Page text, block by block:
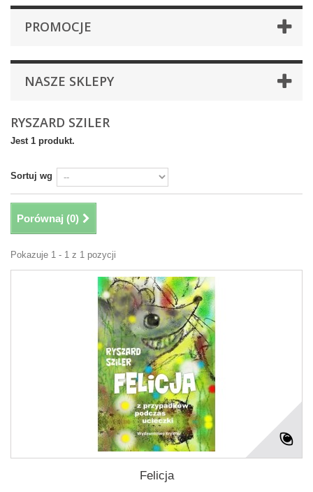
PROMOCJE
NASZE SKLEPY
RYSZARD SZILER
Jest 1 produkt.
Sortuj wg
Porównaj (0)
Pokazuje 1 - 1 z 1 pozycji
Felicja